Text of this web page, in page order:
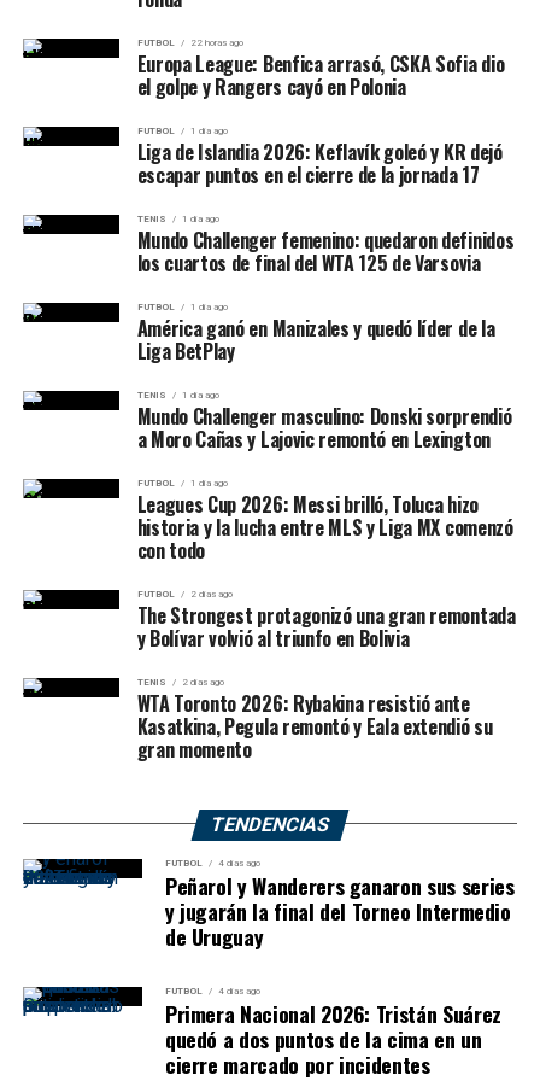
— Juventud Antoniana Oficial (@CJAOficial) August 7, 2026
Partido:Juventud Antoniana vs Alvarado
Competencia:Torneo Federal A 2026 – Fase
Estadio:Padre Ernesto Martearena, Salta
Un partido importante para el
futuro del Santo
El Nonagonal se disputa a una rueda y cada equipo juega
ocho encuentros. Los cuatro primeros de cada grupo
clasificarán a los cuartos de final por el primer ascenso,
mientras que los cinco mejores obtendrán una plaza
𝐒𝐚𝐧𝐭𝐨 𝐚𝐛𝐨𝐧𝐨 💙🤍🤎
👉🏻 Asegurá tu lugar en la
zona campeonato
¿Cómo adquirirlo?
✅ Tener la cuota de socio
al día
✅ Acércate a secretaría o
por nuestros canales
oficiales (WhatsApp socios
3873032500 /
El comienzo fue parejo y además estuvo condicionado
por interrupciones provocadas por la lluvia. Cuando el
partido consiguió continuidad, la ucraniana tomó
completamente el control.
Desde el 2-2 del primer set, Kostyuk ganó
sexto game del inicial y posteriormente construyó una
ventaja de 4-0 en el segundo.
El resultado la coloca ahora frente a Swiatek en uno de
los grandes cruces de los octavos.
Pegula aceleró después de un
primer set parejo
Jessica Pegulasuperó a Kamilla Rakhimova por
La estadounidense atravesó algunos problemas durante
temprano y posteriormente hubo nuevos intercambios
cuando su rival servía para mantenerse en el set.
FUTBOL 22 horas ago
Europa League: Benfica arrasó, CSKA Sofia dio
el golpe y Rangers cayó en Polonia
FUTBOL 1 día ago
Liga de Islandia 2026: Keflavík goleó y KR dejó
escapar puntos en el cierre de la jornada 17
TENIS 1 día ago
Mundo Challenger femenino: quedaron definidos
los cuartos de final del WTA 125 de Varsovia
FUTBOL 1 día ago
América ganó en Manizales y quedó líder de la
Liga BetPlay
TENIS 1 día ago
Mundo Challenger masculino: Donski sorprendió
a Moro Cañas y Lajovic remontó en Lexington
FUTBOL 1 día ago
Leagues Cup 2026: Messi brilló, Toluca hizo
historia y la lucha entre MLS y Liga MX comenzó
con todo
FUTBOL 2 días ago
The Strongest protagonizó una gran remontada
y Bolívar volvió al triunfo en Bolivia
TENIS 2 días ago
WTA Toronto 2026: Rybakina resistió ante
Kasatkina, Pegula remontó y Eala extendió su
gran momento
TENDENCIAS
FUTBOL 4 días ago
Peñarol y Wanderers ganaron sus series
y jugarán la final del Torneo Intermedio
de Uruguay
FUTBOL 4 días ago
Primera Nacional 2026: Tristán Suárez
quedó a dos puntos de la cima en un
cierre marcado por incidentes